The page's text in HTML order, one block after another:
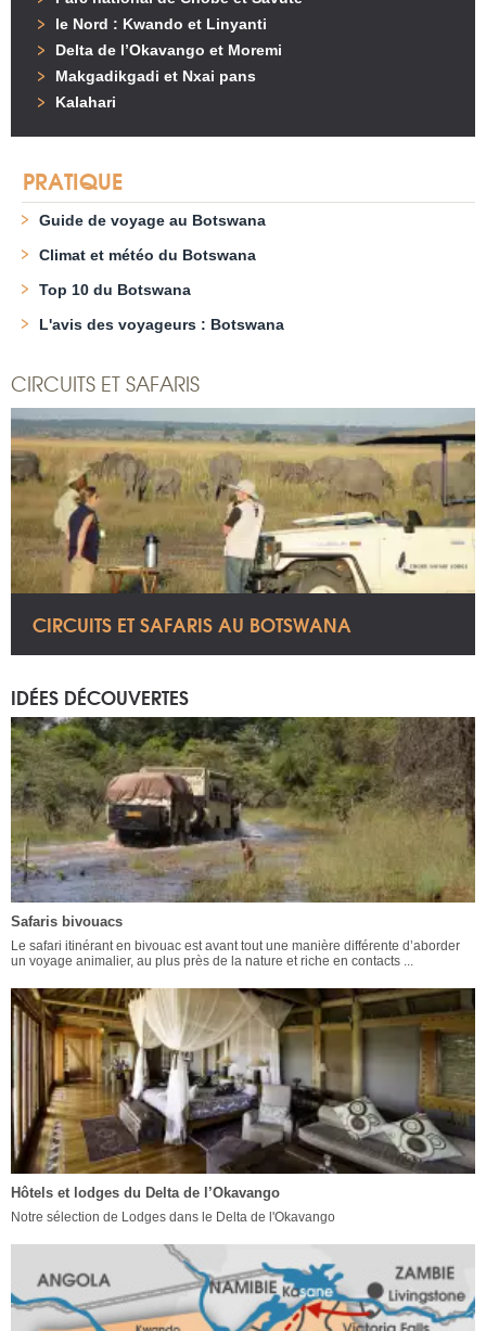
le Nord : Kwando et Linyanti
Delta de l’Okavango et Moremi
Makgadikgadi et Nxai pans
Kalahari
PRATIQUE
Guide de voyage au Botswana
Climat et météo du Botswana
Top 10 du Botswana
L'avis des voyageurs : Botswana
CIRCUITS ET SAFARIS
CIRCUITS ET SAFARIS AU BOTSWANA
IDÉES DÉCOUVERTES
Safaris bivouacs
Le safari itinérant en bivouac est avant tout une manière différente d’aborder
un voyage animalier, au plus près de la nature et riche en contacts ...
Hôtels et lodges du Delta de l’Okavango
Notre sélection de Lodges dans le Delta de l'Okavango